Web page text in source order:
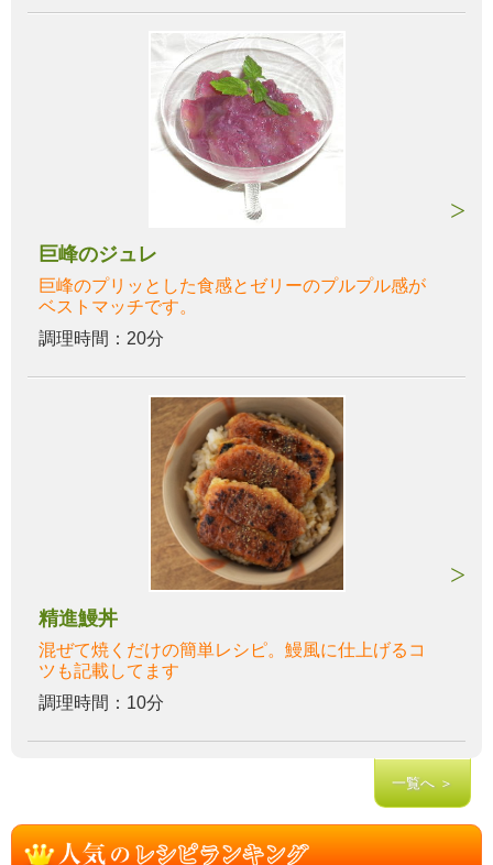
巨峰のジュレ
巨峰のプリッとした食感とゼリーのプルプル感が
ベストマッチです。
調理時間：20分
精進鰻丼
混ぜて焼くだけの簡単レシピ。鰻風に仕上げるコ
ツも記載してます
調理時間：10分
一覧へ ＞